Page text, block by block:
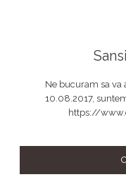
Ne bucuram sa va
10.08.2017,
https://